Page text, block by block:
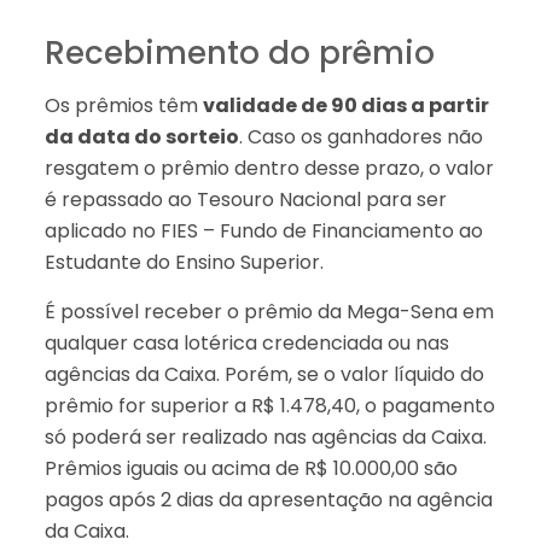
Recebimento do prêmio
Os prêmios têmvalidade de 90 dias a partir
da data do sorteio. Caso os ganhadores não
resgatem o prêmio dentro desse prazo, o valor
é repassado ao Tesouro Nacional para ser
aplicado no FIES – Fundo de Financiamento ao
Estudante do Ensino Superior.
É possível receber o prêmio da Mega-Sena em
qualquer casa lotérica credenciada ou nas
agências da Caixa. Porém, se o valor líquido do
prêmio for superior a R$ 1.478,40, o pagamento
só poderá ser realizado nas agências da Caixa.
Prêmios iguais ou acima de R$ 10.000,00 são
pagos após 2 dias da apresentação na agência
da Caixa.